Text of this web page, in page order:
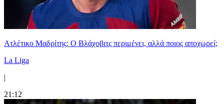
Ατλέτικο Μαδρίτης: Ο Βλάχοβιτς περιμένει, αλλά ποιος αποχωρεί;
La Liga
|
21:12